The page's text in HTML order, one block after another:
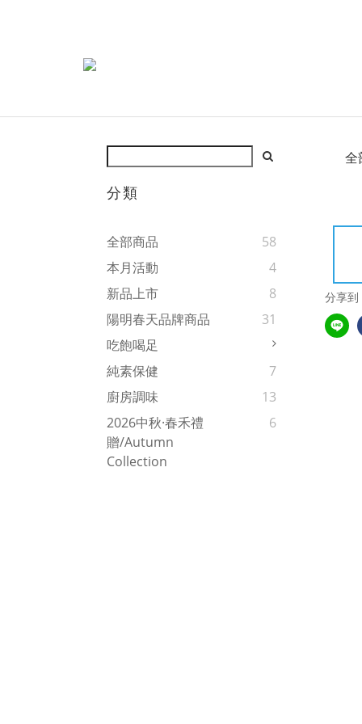
分類
全部商品
58
本月活動
4
新品上市
8
陽明春天品牌商品
31
吃飽喝足
純素保健
7
廚房調味
13
2026中秋·春禾禮
贈/Autumn
Collection
6
全
分享到